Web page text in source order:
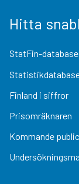
Hitta
StatFin-
Finland i siffror
Prisomräknaren
Kommande